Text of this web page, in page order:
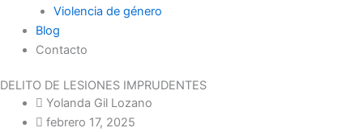
Violencia de género
Blog
Contacto
DELITO DE LESIONES IMPRUDENTES
Yolanda Gil Lozano
febrero 17, 2025